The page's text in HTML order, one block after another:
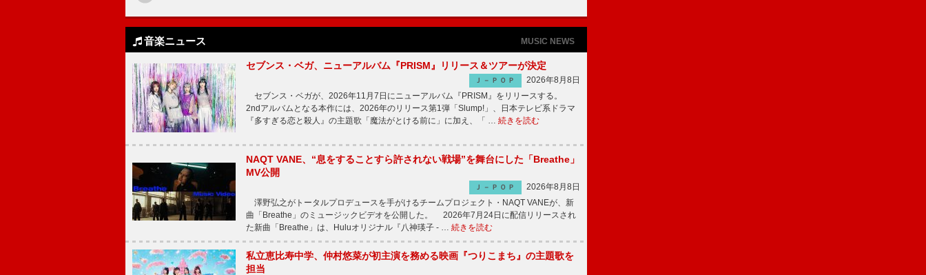
音楽ニュース MUSIC NEWS
セブンス・ベガ、ニューアルバム『PRISM』リリース＆ツアーが決定
Ｊ－ＰＯＰ
2026年8月8日
セブンス・ベガが、2026年11月7日にニューアルバム『PRISM』をリリースする。
2ndアルバムとなる本作には、2026年のリリース第1弾「Slump!」、日本テレビ系ドラマ
『多すぎる恋と殺人』の主題歌「魔法がとける前に」に加え、「 … 続きを読む
NAQT VANE、“息をすることすら許されない戦場”を舞台にした「Breathe」
MV公開
Ｊ－ＰＯＰ
2026年8月8日
澤野弘之がトータルプロデュースを手がけるチームプロジェクト・NAQT VANEが、新
曲「Breathe」のミュージックビデオを公開した。 2026年7月24日に配信リリースされ
た新曲「Breathe」は、Huluオリジナル『八神瑛子 - … 続きを読む
私立恵比寿中学、仲村悠菜が初主演を務める映画『つりこまち』の主題歌を
担当